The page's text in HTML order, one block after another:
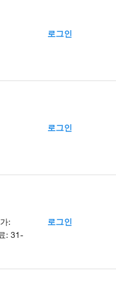
로그인
로그인
:
: 31-
로그인